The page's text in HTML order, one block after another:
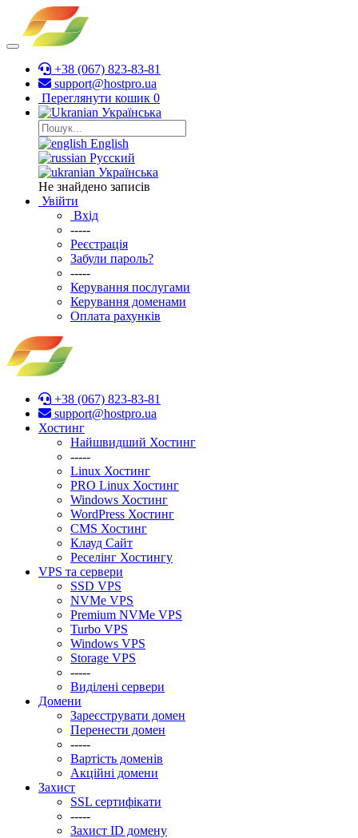
+38 (067) 823-83-81
support@hostpro.ua
Переглянути кошик 0
Українська
English
Русский
Українська
Не знайдено записів
Увійти
Вхід
-----
Реєстрація
Забули пароль?
-----
Керування послугами
Керування доменами
Оплата рахунків
+38 (067) 823-83-81
support@hostpro.ua
Хостинг
Найшвидший Хостинг
-----
Linux Хостинг
PRO Linux Хостинг
Windows Хостинг
WordPress Хостинг
CMS Хостинг
Клауд Сайт
Реселінг Хостингу
VPS та сервери
SSD VPS
NVMe VPS
Premium NVMe VPS
Turbo VPS
Windows VPS
Stоrage VPS
-----
Виділені сервери
Домени
Зареєструвати домен
Перенести домен
-----
Вартість доменів
Акційні домени
Захист
SSL сертифікати
-----
Захист ID домену